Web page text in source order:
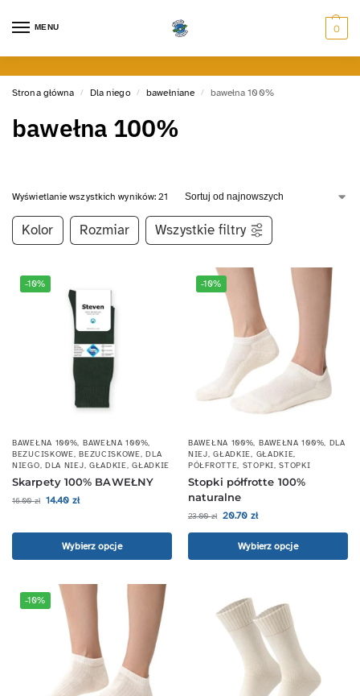
MENU 0
Strona główna / Dla niego / bawełniane / bawełna 100%
bawełna 100%
Wyświetlanie wszystkich wyników: 21
Kolor Rozmiar Wszystkie filtry
-10%
BAWEŁNA 100%, BAWEŁNA 100%,
BEZUCISKOWE,BEZUCISKOWE,DLA
NIEGO, DLA NIEJ, GŁADKIE,GŁADKIE
Skarpety 100% BAWEŁNY
16.00zł 14.40 zł
Wybierz opcje
-10%
BAWEŁNA 100%, BAWEŁNA 100%, DLA
NIEJ,GŁADKIE, GŁADKIE,
PÓŁFROTTE, STOPKI,STOPKI
Stopki półfrotte 100%
naturalne
23.00zł 20.70 zł
Wybierz opcje
-10%